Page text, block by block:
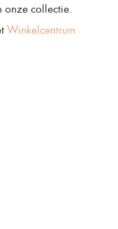
onze collectie.
Winkelcentrum